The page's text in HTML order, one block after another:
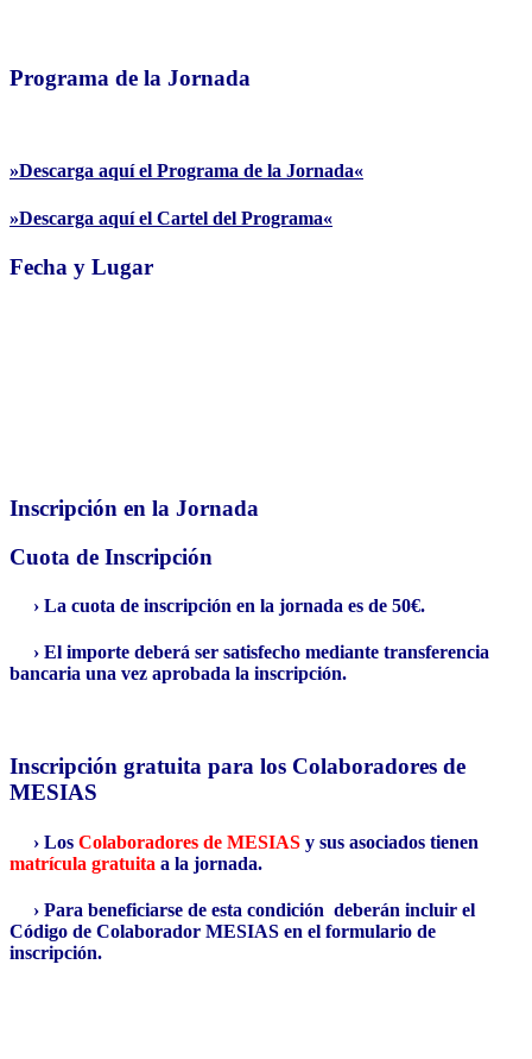
Programa de la Jornada
»Descarga aquí el Programa de la Jornada«
»Descarga aquí el Cartel del Programa«
Fecha y Lugar
Inscripción en la Jornada
Cuota de Inscripción
› La cuota de inscripción en la jornada es de 50€.
› El importe deberá ser satisfecho mediante transferencia
bancaria una vez aprobada la inscripción.
Inscripción gratuita para los Colaboradores de
MESIAS
› Los Colaboradores de MESIAS y sus asociados tienen
matrícula gratuita a la jornada.
› Para beneficiarse de esta condición deberán incluir el
Código de Colaborador MESIAS en el formulario de
inscripción.